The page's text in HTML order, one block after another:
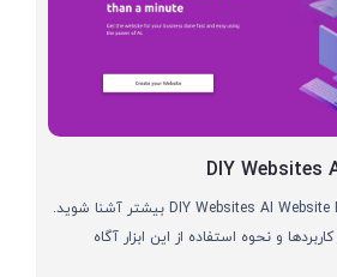
DIY Websites
با هوش مصنوعی DIY Websites AI Website Builder بیشتر آشنا شوید.
و نحوه استفاده از این ابزار آگاه